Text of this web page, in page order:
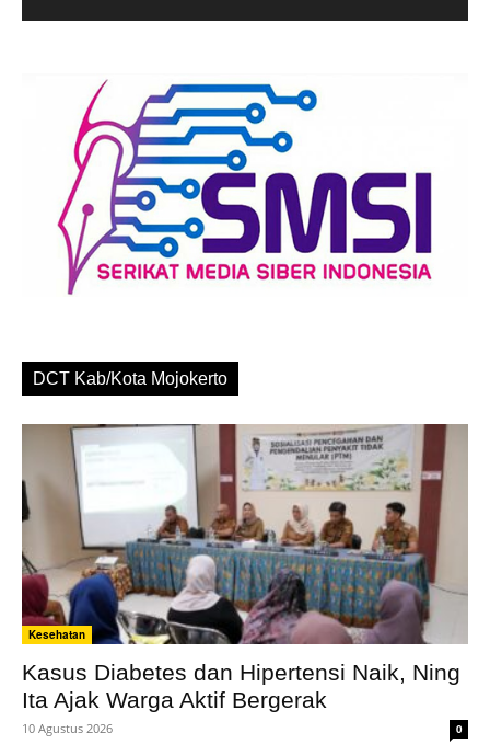
DCT Kab/Kota Mojokerto
Kesehatan
Kasus Diabetes dan Hipertensi Naik, Ning
Ita Ajak Warga Aktif Bergerak
10 Agustus 2026 0